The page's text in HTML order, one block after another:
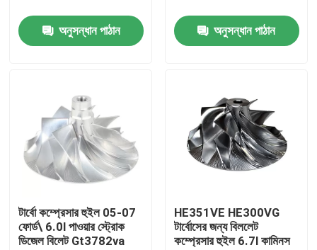
ভিডিও
কারখানা পরিদর্শন
অনুসন্ধান পাঠান অনুসন্ধান পাঠান
টার্বো কম্প্রেসার হুইল 05-07
ফোর্ড\ 6.0l পাওয়ার স্ট্রোক
ডিজেল বিলেট Gt3782va
HE351VE HE300VG
টার্বোসের জন্য বিললেট
কম্প্রেসার হুইল 6.7l কামিনস